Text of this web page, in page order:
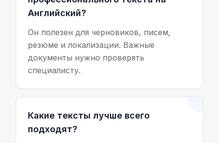
Английский?
Он полезен для черновиков, писем,
резюме и локализации. Важные
документы нужно проверять
специалисту.
Какие тексты лучше всего
подходят?